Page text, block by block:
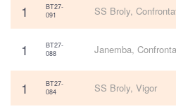
1
BT27-
091
SS Broly,
1
BT27-
088
Janemba,
1
BT27-
084
SS Broly, Vigor